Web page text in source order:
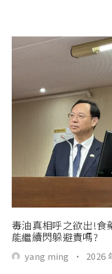
毒油真相呼之欲出!食
能繼續閃躲避責嗎?
yang ming · 2026